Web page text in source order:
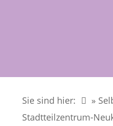
Sie sind hier:
»
Stadtteilzentrum-